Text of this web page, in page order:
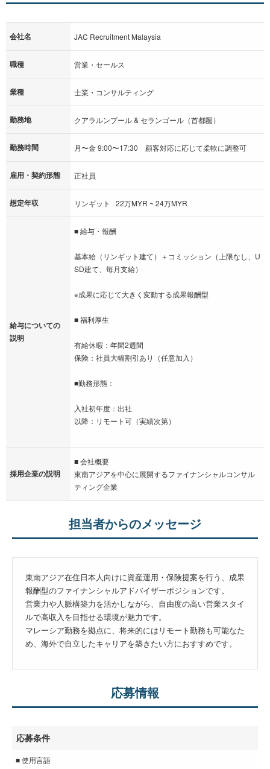
会社名 JAC Recruitment Malaysia
職種 営業・セールス
業種 士業・コンサルティング
勤務地 クアラルンプール & セランゴール（首都圏）
勤務時間 月〜金 9:00〜17:30 顧客対応に応じて柔軟に調整可
雇用・契約形態 正社員
想定年収 リンギット 22万MYR ~ 24万MYR
給与についての
説明
■ 給与・報酬
基本給（リンギット建て）＋コミッション（上限なし、U
SD建て、毎月支給）
※成果に応じて大きく変動する成果報酬型
■ 福利厚生
有給休暇：年間2週間
保険：社員大幅割引あり（任意加入）
■勤務形態：
入社初年度：出社
以降：リモート可（実績次第）
採用企業の説明
■ 会社概要
東南アジアを中心に展開するファイナンシャルコンサル
ティング企業
担当者からのメッセージ
東南アジア在住日本人向けに資産運用・保険提案を行う、成果
報酬型のファイナンシャルアドバイザーポジションです。
営業力や人脈構築力を活かしながら、自由度の高い営業スタイ
ルで高収入を目指せる環境が魅力です。
マレーシア勤務を拠点に、将来的にはリモート勤務も可能なた
め、海外で自立したキャリアを築きたい方におすすめです。
応募情報
応募条件
■ 使用言語